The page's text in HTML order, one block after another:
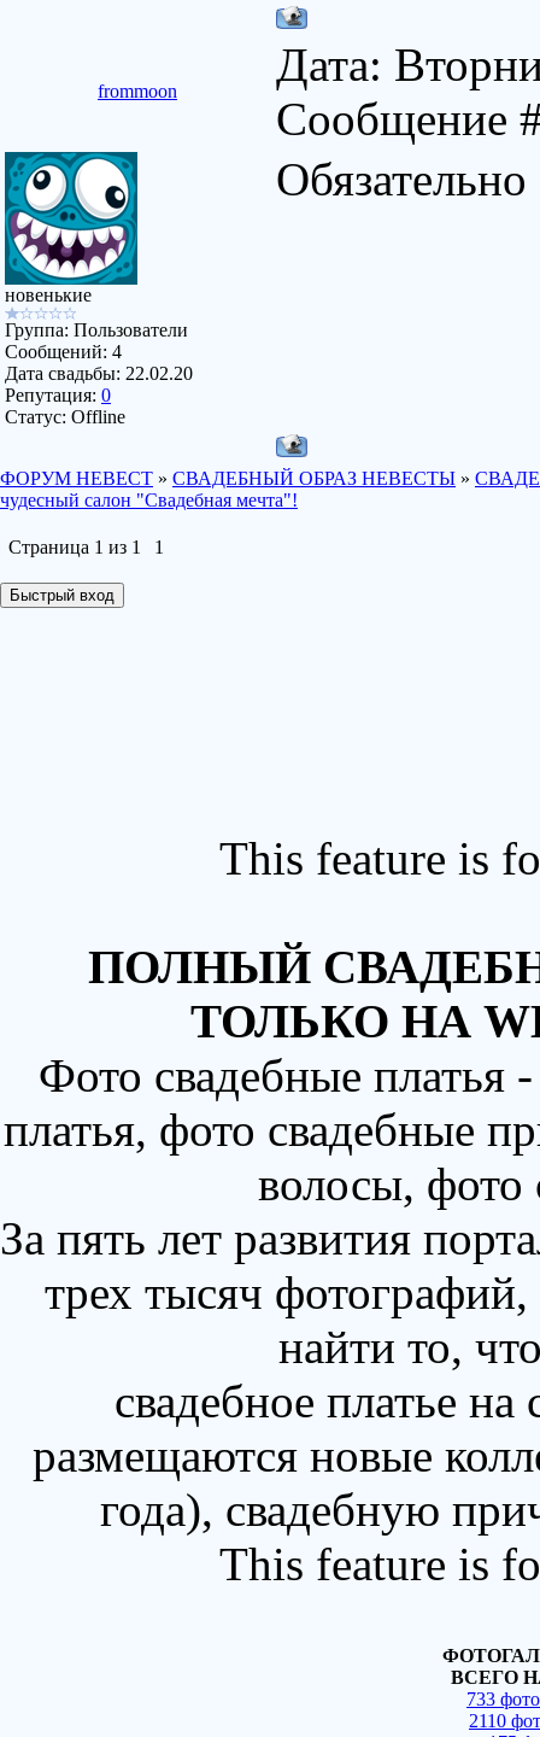
frommoon
Дата:
Сообщение
новенькие
Группа: Пользователи
Сообщений: 4
Дата свадьбы: 22.02.20
Репутация: 0
Статус: Offline
Обязательно
ФОРУМ НЕВЕСТ » СВАДЕБНЫЙ ОБРАЗ НЕВЕСТЫ »
чудесный салон "Свадебная мечта"!
Страница 1 из 1 1
This feature is
ПОЛНЫЙ
ТОЛЬКО НА
Фото свадебные
платья, фото свадебные
волосы,
За пять лет развития
трех тысяч
найти то,
свадебное платье
размещаются новые
года), свадебную
This feature is
ВСЕГО
733
2110